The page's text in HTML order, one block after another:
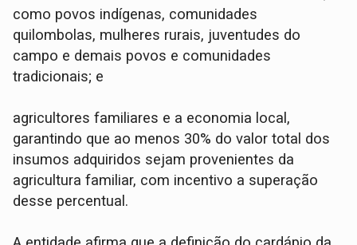
como povos indígenas, comunidades
quilombolas, mulheres rurais, juventudes do
campo e demais povos e comunidades
tradicionais; e
agricultores familiares e a economia local,
garantindo que ao menos 30% do valor total dos
insumos adquiridos sejam provenientes da
agricultura familiar, com incentivo a superação
desse percentual.